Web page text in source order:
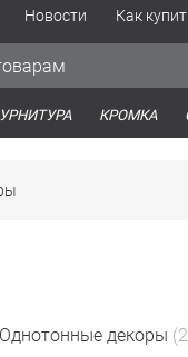
Новости Как
КРОМКА
Однотонные декоры